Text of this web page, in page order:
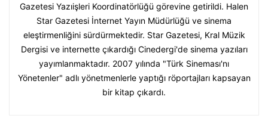
Gazetesi Yazıişleri Koordinatörlüğü görevine getirildi. Halen
Star Gazetesi İnternet Yayın Müdürlüğü ve sinema
eleştirmenliğini sürdürmektedir. Star Gazetesi, Kral Müzik
Dergisi ve internette çıkardığı Cinedergi'de sinema yazıları
yayımlanmaktadır. 2007 yılında "Türk Sineması'nı
Yönetenler" adlı yönetmenlerle yaptığı röportajları kapsayan
bir kitap çıkardı.